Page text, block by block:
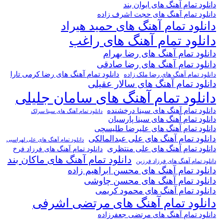
دانلود تمام آهنگ های ایوان بند
دانلود تمام آهنگ های حجت اشرف زاده
دانلود تمام آهنگ های حمید هیراد
دانلود تمام آهنگ های راغب
دانلود تمام آهنگ های رضا بهرام
دانلود تمام آهنگ های رضا صادقی
دانلود تمام آهنگ های رضا ملک زاده دانلود تمام آهنگ های رضا کرمی تارا
دانلود تمام آهنگ های سالار عقیلی
دانلود تمام آهنگ های سامان جلیلی
دانلود تمام آهنگ های سینا درخشنده دانلود تمام آهنگ های سینا سرلک
دانلود تمام آهنگ های سینا پارسیان
دانلود تمام آهنگ های علیرضا طلیسچی
دانلود تمام آهنگ های علی عبدالمالکی دانلود تمام آهنگ های علی لهراسبی
دانلود تمام آهنگ های علی منتظری دانلود تمام آهنگ های فرزاد فرخ
دانلود تمام آهنگ های فرزاد فرزین دانلود تمام آهنگ های ماکان بند
دانلود تمام آهنگ های محسن ابراهیم زاده
دانلود تمام آهنگ های محسن چاوشی
دانلود تمام آهنگ های محمود کریمی
دانلود تمام آهنگ های مرتضی اشرفی
دانلود تمام آهنگ های مرتضی جعفرزاده